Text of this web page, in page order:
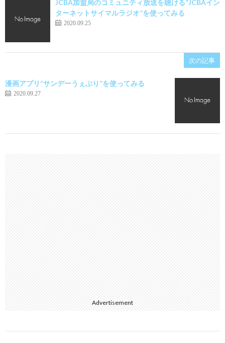
JCBA加盟局のコミュニティ放送を聴ける”JCBAイン
ターネットサイマルラジオ”を使ってみる
2020.09.25
次の記事
漫画アプリ”サンデーうぇぶり”を使ってみる
2020.09.27
Advertisement